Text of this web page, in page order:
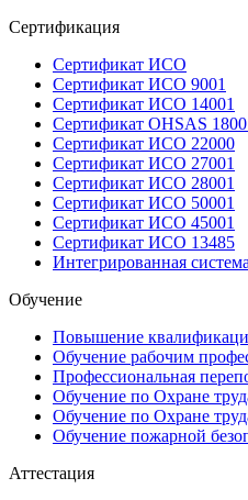
Сертификация
Сертификат ИСО
Сертификат ИСО 9001
Сертификат ИСО 14001
Сертификат OHSAS
Сертификат ИСО 22000
Сертификат ИСО 27001
Сертификат ИСО 28001
Сертификат ИСО 50001
Сертификат ИСО 45001
Сертификат ИСО 13485
Интегрированная
Обучение
Повышение
Обучение рабочим
Профессиональная
Обучение по Охране
Обучение по Охране
Обучение пожарной
Аттестация